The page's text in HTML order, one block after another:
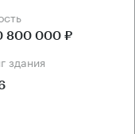
800 000 ₽
здания